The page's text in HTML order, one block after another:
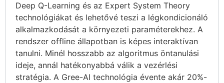
Deep Q-Learning és az Expert System Theory
technológiákat és lehetővé teszi a légkondicionáló
alkalmazkodását a környezeti paraméterekhez. A
rendszer offline állapotban is képes interaktívan
tanulni. Minél hosszabb az algoritmus öntanulási
ideje, annál hatékonyabbá válik a vezérlési
stratégia. A Gree-AI technológia évente akár 20%-